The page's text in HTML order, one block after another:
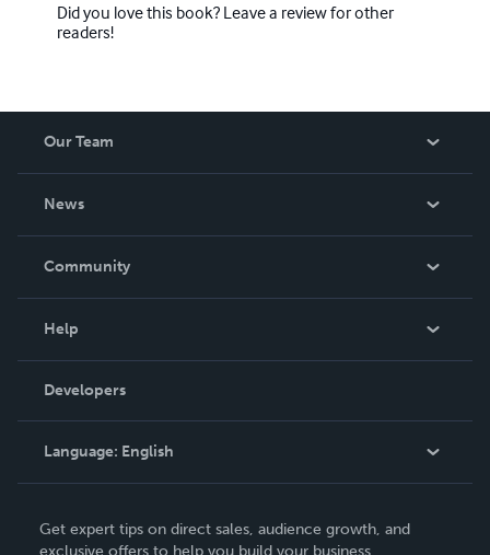
Did you love this book? Leave a review for other
readers!
Our Team
News
In The News
Community
Podcast
Help
Order Lookup
Knowledge Base
Contact Support
Developers
Language: English
Deutsch
Get expert tips on direct sales, audience growth, and